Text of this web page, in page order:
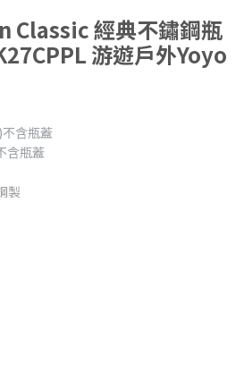
Classic 經典不鏽鋼瓶
游遊戶外Yoyo
含瓶蓋
含瓶蓋
製